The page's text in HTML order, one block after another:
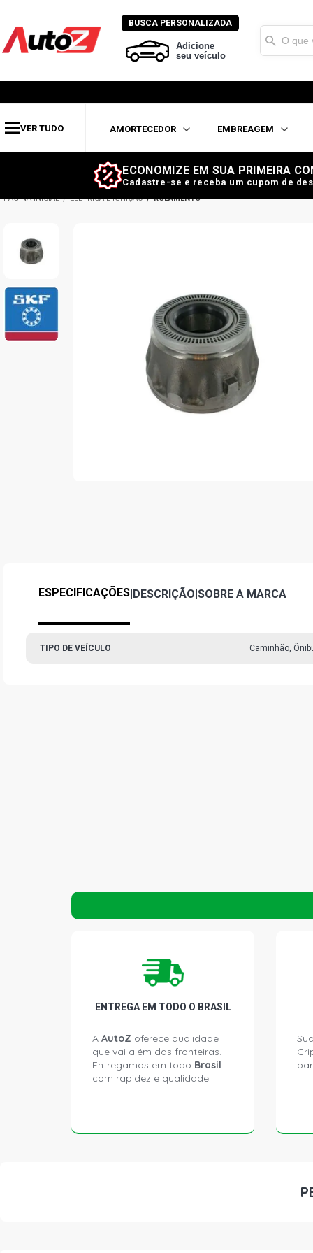
BUSCA PERSONALIZADA
Adicione
seu veículo
VER TUDO AMORTECEDOR EMBREAGEM
ECONOMIZE EM SUA PRIMEIRA
Cadastre-se e receba um cupom de
ELÉTRICA E IGNIÇÃO ROLAMENTO
ESPECIFICAÇÕES|DESCRIÇÃO|SOBRE A MARCA
TIPO DE VEÍCULO Caminhão,
ENTREGA EM TODO O BRASIL
A AutoZ oferece qualidade
que vai além das fronteiras.
Entregamos em todo Brasil
com rapidez e qualidade.